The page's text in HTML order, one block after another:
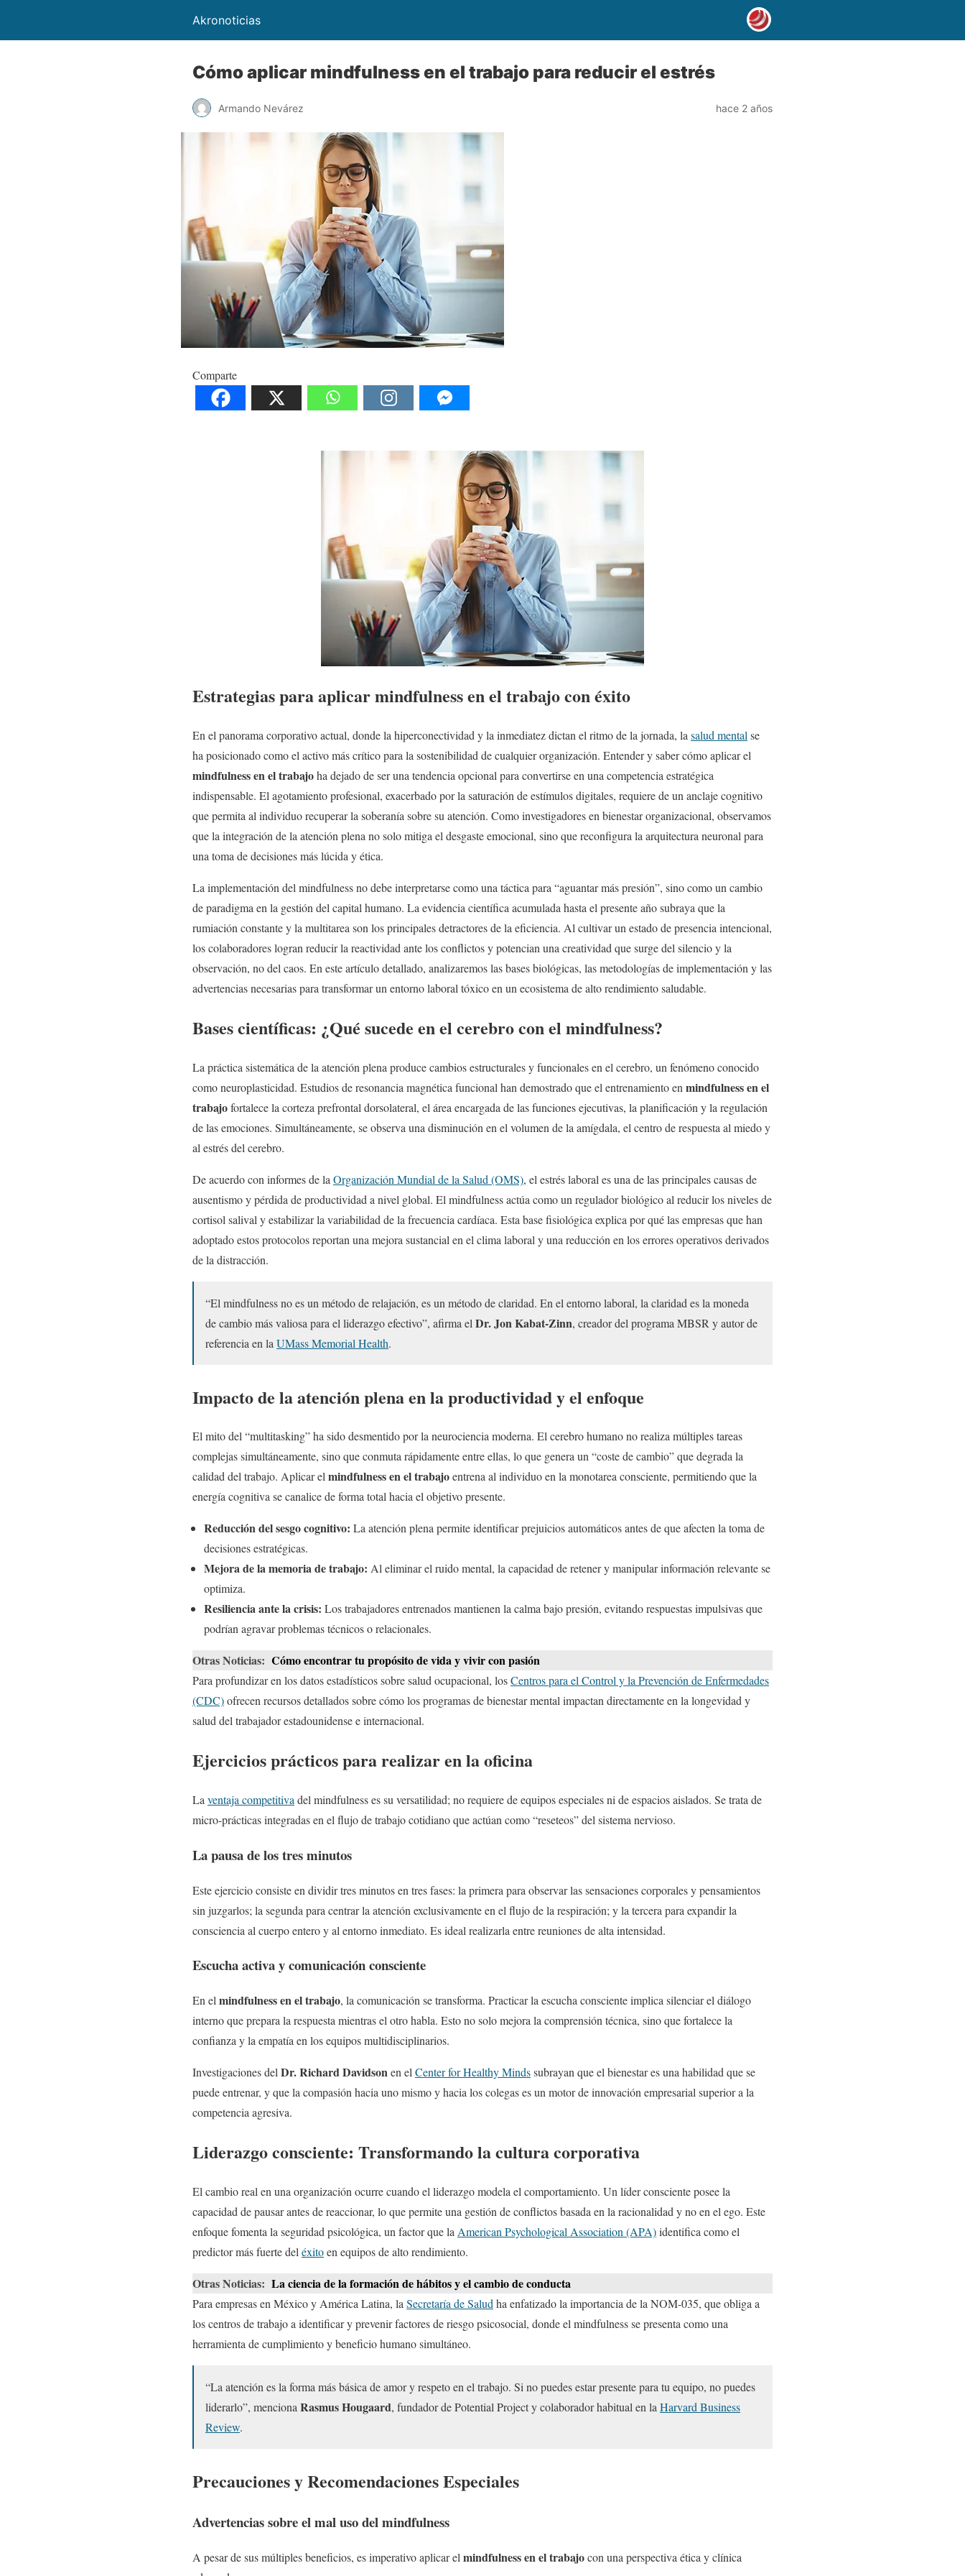
Akronoticias
Cómo aplicar mindfulness en el trabajo para reducir el estrés
Armando Nevárez hace 2 años
Comparte
Estrategias para aplicar mindfulness en el trabajo con éxito
En el panorama corporativo actual, donde la hiperconectividad y la inmediatez dictan el ritmo de la jornada, la salud mental se
ha posicionado como el activo más crítico para la sostenibilidad de cualquier organización. Entender y saber cómo aplicar el
mindfulness en el trabajoha dejado de ser una tendencia opcional para convertirse en una competencia estratégica
indispensable. El agotamiento profesional, exacerbado por la saturación de estímulos digitales, requiere de un anclaje cognitivo
que permita al individuo recuperar la soberanía sobre su atención. Como investigadores en bienestar organizacional, observamos
que la integración de la atención plena no solo mitiga el desgaste emocional, sino que reconfigura la arquitectura neuronal para
una toma de decisiones más lúcida y ética.
La implementación del mindfulness no debe interpretarse como una táctica para “aguantar más presión”, sino como un cambio
de paradigma en la gestión del capital humano. La evidencia científica acumulada hasta el presente año subraya que la
rumiación constante y la multitarea son los principales detractores de la eficiencia. Al cultivar un estado de presencia intencional,
los colaboradores logran reducir la reactividad ante los conflictos y potencian una creatividad que surge del silencio y la
observación, no del caos. En este artículo detallado, analizaremos las bases biológicas, las metodologías de implementación y las
advertencias necesarias para transformar un entorno laboral tóxico en un ecosistema de alto rendimiento saludable.
Bases científicas: ¿Qué sucede en el cerebro con el mindfulness?
La práctica sistemática de la atención plena produce cambios estructurales y funcionales en el cerebro, un fenómeno conocido
como neuroplasticidad. Estudios de resonancia magnética funcional han demostrado que el entrenamiento en mindfulness en el
trabajofortalece la corteza prefrontal dorsolateral, el área encargada de las funciones ejecutivas, la planificación y la regulación
de las emociones. Simultáneamente, se observa una disminución en el volumen de la amígdala, el centro de respuesta al miedo y
al estrés del cerebro.
De acuerdo con informes de la Organización Mundial de la Salud (OMS), el estrés laboral es una de las principales causas de
ausentismo y pérdida de productividad a nivel global. El mindfulness actúa como un regulador biológico al reducir los niveles de
cortisol salival y estabilizar la variabilidad de la frecuencia cardíaca. Esta base fisiológica explica por qué las empresas que han
adoptado estos protocolos reportan una mejora sustancial en el clima laboral y una reducción en los errores operativos derivados
de la distracción.
“El mindfulness no es un método de relajación, es un método de claridad. En el entorno laboral, la claridad es la moneda
de cambio más valiosa para el liderazgo efectivo”, afirma el Dr. Jon Kabat-Zinn, creador del programa MBSR y autor de
referencia en la UMass Memorial Health.
Impacto de la atención plena en la productividad y el enfoque
El mito del “multitasking” ha sido desmentido por la neurociencia moderna. El cerebro humano no realiza múltiples tareas
complejas simultáneamente, sino que conmuta rápidamente entre ellas, lo que genera un “coste de cambio” que degrada la
calidad del trabajo. Aplicar elmindfulness en el trabajoentrena al individuo en la monotarea consciente, permitiendo que la
energía cognitiva se canalice de forma total hacia el objetivo presente.
Reducción del sesgo cognitivo: La atención plena permite identificar prejuicios automáticos antes de que afecten la toma de
decisiones estratégicas.
Mejora de la memoria de trabajo: Al eliminar el ruido mental, la capacidad de retener y manipular información relevante se
optimiza.
Resiliencia ante la crisis: Los trabajadores entrenados mantienen la calma bajo presión, evitando respuestas impulsivas que
podrían agravar problemas técnicos o relacionales.
Otras Noticias: Cómo encontrar tu propósito de vida y vivir con pasión
Para profundizar en los datos estadísticos sobre salud ocupacional, losCentros para el Control y la Prevención de Enfermedades
(CDC)ofrecen recursos detallados sobre cómo los programas de bienestar mental impactan directamente en la longevidad y
salud del trabajador estadounidense e internacional.
Ejercicios prácticos para realizar en la oficina
Laventaja competitivadel mindfulness es su versatilidad; no requiere de equipos especiales ni de espacios aislados. Se trata de
micro-prácticas integradas en el flujo de trabajo cotidiano que actúan como “reseteos” del sistema nervioso.
La pausa de los tres minutos
Este ejercicio consiste en dividir tres minutos en tres fases: la primera para observar las sensaciones corporales y pensamientos
sin juzgarlos; la segunda para centrar la atención exclusivamente en el flujo de la respiración; y la tercera para expandir la
consciencia al cuerpo entero y al entorno inmediato. Es ideal realizarla entre reuniones de alta intensidad.
Escucha activa y comunicación consciente
En el mindfulness en el trabajo, la comunicación se transforma. Practicar la escucha consciente implica silenciar el diálogo
interno que prepara la respuesta mientras el otro habla. Esto no solo mejora la comprensión técnica, sino que fortalece la
confianza y la empatía en los equipos multidisciplinarios.
Investigaciones del Dr. Richard Davidsonen el Center for Healthy Mindssubrayan que el bienestar es una habilidad que se
puede entrenar, y que la compasión hacia uno mismo y hacia los colegas es un motor de innovación empresarial superior a la
competencia agresiva.
Liderazgo consciente: Transformando la cultura corporativa
El cambio real en una organización ocurre cuando el liderazgo modela el comportamiento. Un líder consciente posee la
capacidad de pausar antes de reaccionar, lo que permite una gestión de conflictos basada en la racionalidad y no en el ego. Este
enfoque fomenta la seguridad psicológica, un factor que la American Psychological Association (APA)identifica como el
predictor más fuerte del éxitoen equipos de alto rendimiento.
Otras Noticias: La ciencia de la formación de hábitos y el cambio de conducta
Para empresas en México y América Latina, la Secretaría de Salud ha enfatizado la importancia de la NOM-035, que obliga a
los centros de trabajo a identificar y prevenir factores de riesgo psicosocial, donde el mindfulness se presenta como una
herramienta de cumplimiento y beneficio humano simultáneo.
“La atención es la forma más básica de amor y respeto en el trabajo. Si no puedes estar presente para tu equipo, no puedes
liderarlo”, menciona Rasmus Hougaard, fundador de Potential Project y colaborador habitual en la Harvard Business
Review.
Precauciones y Recomendaciones Especiales
Advertencias sobre el mal uso del mindfulness
A pesar de sus múltiples beneficios, es imperativo aplicar el mindfulness en el trabajocon una perspectiva ética y clínica